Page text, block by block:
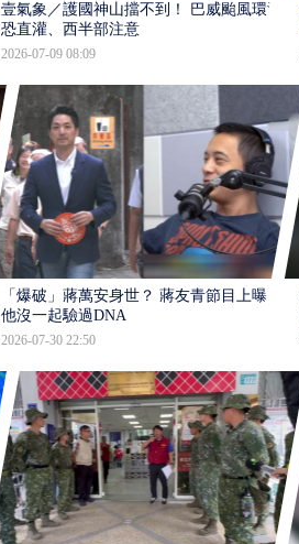
壹氣象／護國神山擋不到！ 巴威颱風環流
恐直灌、西半部注意
2026-07-09 08:09
「爆破」蔣萬安身世？ 蔣友青節目上曝：
他沒一起驗過DNA
2026-07-30 22:50